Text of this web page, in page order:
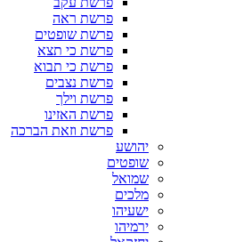
פרשת ראה
פרשת שופטים
פרשת כי תצא
פרשת כי תבוא
פרשת נצבים
פרשת וילך
פרשת האזינו
פרשת וזאת הברכה
יהושע
שופטים
שמואל
מלכים
ישעיהו
ירמיהו